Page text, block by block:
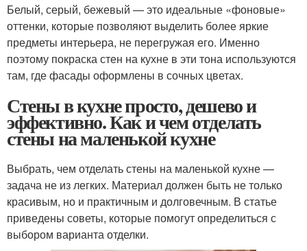
Белый, серый, бежевый — это идеальные «фоновые»
оттенки, которые позволяют выделить более яркие
предметы интерьера, не перегружая его. Именно
поэтому покраска стен на кухне в эти тона используются
там, где фасады оформлены в сочных цветах.
Стены в кухне просто, дешево и
эффективно. Как и чем отделать
стены на маленькой кухне
Выбрать, чем отделать стены на маленькой кухне —
задача не из легких. Материал должен быть не только
красивым, но и практичным и долговечным. В статье
приведены советы, которые помогут определиться с
выбором варианта отделки.